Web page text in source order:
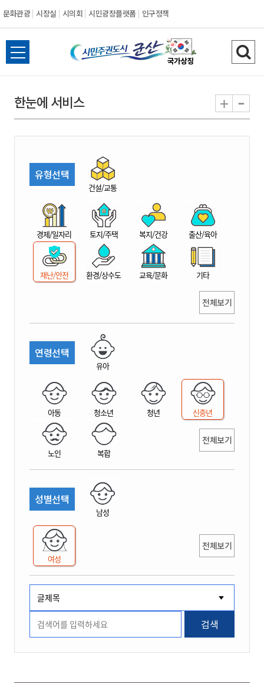
문화관광 시장실 시의회 시민광장플랫폼 인구정책
시
민
권
시
산
전
체
뉴
열
검
색
기
한눈에 서비스 + -
유형선택
건설/교통
경제/일자리 토지/주택 복지/건강 출산/육아
재난/안전 환경/상수도 교육/문화 기타
전체보기
연령선택
유아
아동 청소년 청년 신중년
노인 복합
전체보기
성별선택
남성
여성
전체보기
검색